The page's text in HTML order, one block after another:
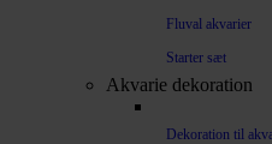
Fluval akvarier
Starter sæt
Akvarie dekoration
Dekoration til